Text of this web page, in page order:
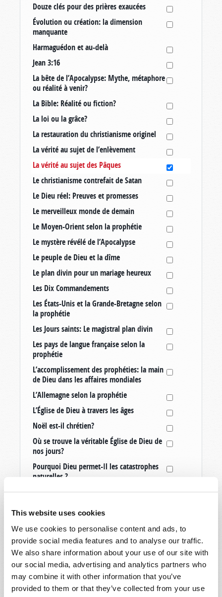
This website uses cookies
We use cookies to personalise content and ads, to
provide social media features and to analyse our traffic.
We also share information about your use of our site with
our social media, advertising and analytics partners who
may combine it with other information that you’ve
provided to them or that they’ve collected from your use
Douze clés pour des prières exaucées
Évolution ou création: la dimension
manquante
Harmaguédon et au-delà
Jean 3:16
La bête de l’Apocalypse: Mythe, métaphore
ou réalité à venir?
La Bible: Réalité ou fiction?
La loi ou la grâce?
La restauration du christianisme originel
La vérité au sujet de l’enlèvement
La vérité au sujet des Pâques
Le christianisme contrefait de Satan
Le Dieu réel: Preuves et promesses
Le merveilleux monde de demain
Le Moyen-Orient selon la prophétie
Le mystère révélé de l’Apocalypse
Le peuple de Dieu et la dîme
Le plan divin pour un mariage heureux
Les Dix Commandements
Les États-Unis et la Grande-Bretagne selon
la prophétie
Les Jours saints: Le magistral plan divin
Les pays de langue française selon la
prophétie
L’accomplissement des prophéties: la main
de Dieu dans les affaires mondiales
L’Allemagne selon la prophétie
L’Église de Dieu à travers les âges
Noël est-il chrétien?
Où se trouve la véritable Église de Dieu de
nos jours?
Pourquoi Dieu permet-Il les catastrophes
naturelles ?
Quatorze signes annonçant le retour du
Que se passe-t-il après la mort?
Quel est le but de la vie?
Quel est le jour du sabbat chrétien?
Quelle est l’identité de l’Antéchrist?
Qu’est-ce qu’un vrai chrétien?